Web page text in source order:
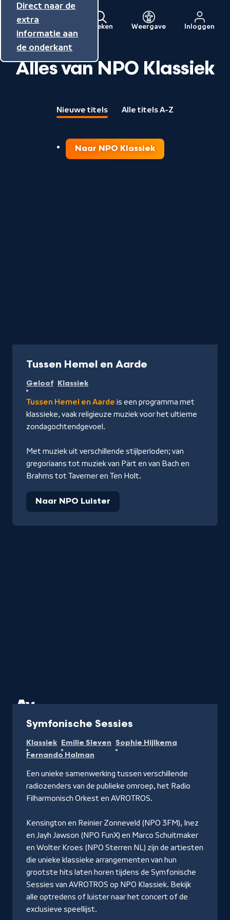
Direct naar de
inhoud
Direct naar de
hoofdnavigatie
Direct naar de
extra
informatie aan
de onderkant
Menu
Naar
de
beginpagina
van
Zoeken Weergave Inloggen
Alles van NPO Klassiek
Nieuwe titels Alle titels A-Z
Naar NPO Klassiek
Tussen Hemel en Aarde
Geloof Klassiek
Tussen Hemel en Aarde is een programma met
klassieke, vaak religieuze muziek voor het ultieme
zondagochtendgevoel.
Met muziek uit verschillende stijlperioden; van
gregoriaans tot muziek van Pärt en van Bach en
Brahms tot Taverner en Ten Holt.
Naar NPO Luister
Symfonische Sessies
Klassiek Emilie Sleven Sophie Hijlkema
Fernando Halman
Een unieke samenwerking tussen verschillende
radiozenders van de publieke omroep, het Radio
Filharmonisch Orkest en AVROTROS.
Kensington en Reinier Zonneveld (NPO 3FM), Inez
en Jayh Jawson (NPO FunX) en Marco Schuitmaker
en Wolter Kroes (NPO Sterren NL) zijn de artiesten
die unieke klassieke arrangementen van hun
grootste hits laten horen tijdens de Symfonische
Sessies van AVROTROS op NPO Klassiek. Bekijk
alle optredens of luister naar het concert of de
exclusieve speellijst.